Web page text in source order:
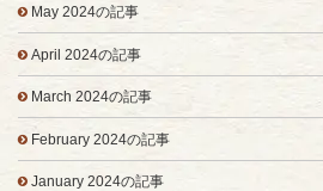
May 2024の記事
April 2024の記事
March 2024の記事
February 2024の記事
January 2024の記事